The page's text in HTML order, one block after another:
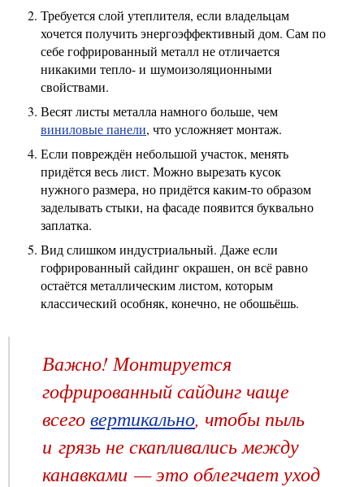
Требуется слой утеплителя, если владельцам
хочется получить энергоэффективный дом. Сам по
себе гофрированный металл не отличается
никакими тепло- и шумоизоляционными
свойствами.
Весят листы металла намного больше, чем
виниловые панели, что усложняет монтаж.
Если повреждён небольшой участок, менять
придётся весь лист. Можно вырезать кусок
нужного размера, но придётся каким-то образом
заделывать стыки, на фасаде появится буквально
заплатка.
Вид слишком индустриальный. Даже если
гофрированный сайдинг окрашен, он всё равно
остаётся металлическим листом, которым
классический особняк, конечно, не обошьёшь.
Важно! Монтируется
гофрированный сайдинг чаще
всеговертикально, чтобы пыль
и грязь не скапливались между
канавками — это облегчает уход